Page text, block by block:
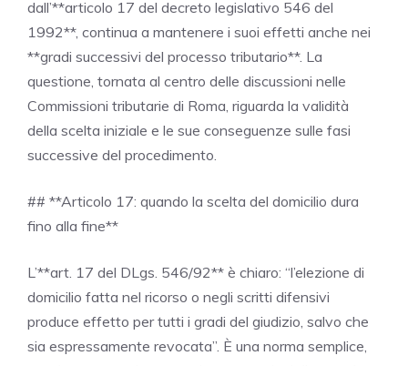
dall’**articolo 17 del decreto legislativo 546 del
1992**, continua a mantenere i suoi effetti anche nei
**gradi successivi del processo tributario**. La
questione, tornata al centro delle discussioni nelle
Commissioni tributarie di Roma, riguarda la validità
della scelta iniziale e le sue conseguenze sulle fasi
successive del procedimento.
## **Articolo 17: quando la scelta del domicilio dura
fino alla fine**
L’**art. 17 del DLgs. 546/92** è chiaro: “l’elezione di
domicilio fatta nel ricorso o negli scritti difensivi
produce effetto per tutti i gradi del giudizio, salvo che
sia espressamente revocata”. È una norma semplice,